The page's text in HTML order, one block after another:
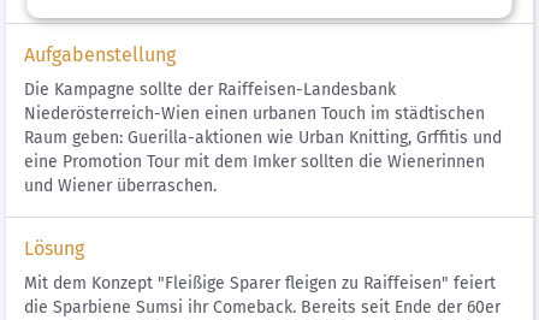
Aufgabenstellung
Die Kampagne sollte der Raiffeisen-Landesbank
Niederösterreich-Wien einen urbanen Touch im städtischen
Raum geben: Guerilla-aktionen wie Urban Knitting, Grffitis und
eine Promotion Tour mit dem Imker sollten die Wienerinnen
und Wiener überraschen.
Lösung
Mit dem Konzept "Fleißige Sparer fleigen zu Raiffeisen" feiert
die Sparbiene Sumsi ihr Comeback. Bereits seit Ende der 60er